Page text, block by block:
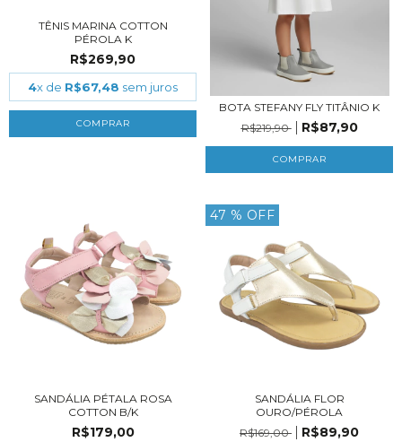
TÊNIS MARINA COTTON
PÉROLA K
R$269,90
4x de R$67,48 sem juros
COMPRAR
BOTA STEFANY FLY TITÂNIO K
R$219,90
R$87,90
COMPRAR
SANDÁLIA PÉTALA ROSA
COTTON B/K
R$179,00
47 % OFF
SANDÁLIA FLOR
OURO/PÉROLA
R$169,00
R$89,90